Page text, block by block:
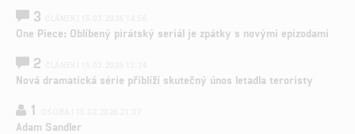
3
One Piece: Oblíbený pirátský seriál je zpátky s novými epizodami
2
Nová dramatická série přiblíží skutečný únos letadla teroristy
1
Adam Sandler